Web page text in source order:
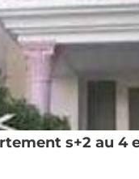
s+2 au 4